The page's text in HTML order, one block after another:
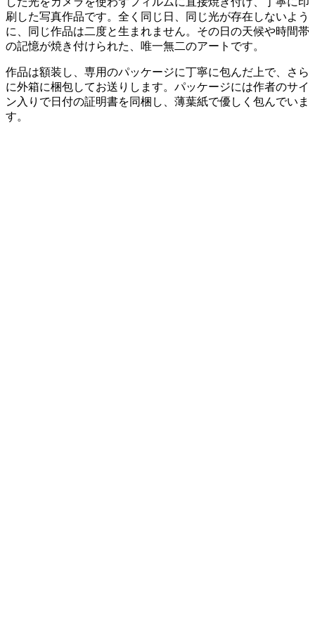
刷した写真作品です。全く同じ日、同じ光が存在しないよう
に、同じ作品は二度と生まれません。その日の天候や時間帯
の記憶が焼き付けられた、唯一無二のアートです。
作品は額装し、専用のパッケージに丁寧に包んだ上で、さら
に外箱に梱包してお送りします。パッケージには作者のサイ
ン入りで日付の証明書を同梱し、薄葉紙で優しく包んでいま
す。